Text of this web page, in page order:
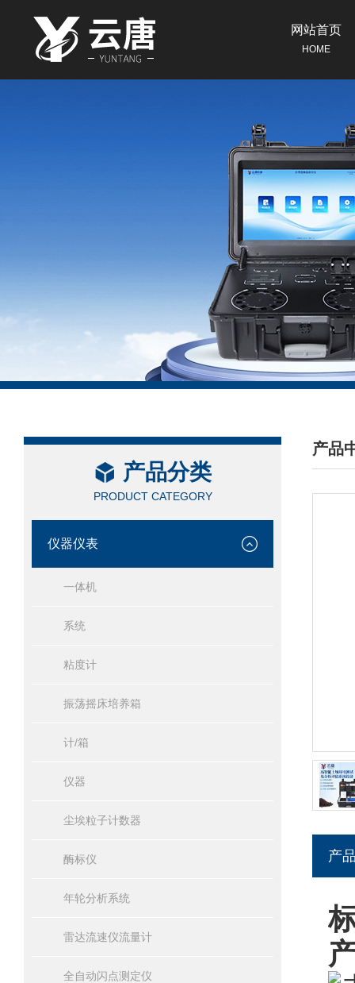
网站首页
HOME
产品分类
PRODUCT CATEGORY
仪器仪表
一体机
系统
粘度计
振荡摇床培养箱
计/箱
仪器
尘埃粒子计数器
酶标仪
年轮分析系统
雷达流速仪流量计
全自动闪点测定仪
产品
/
产